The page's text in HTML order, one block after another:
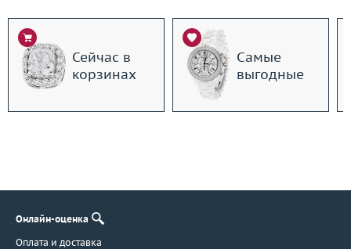
Сейчас в
корзинах
Самые
выгодные
Онлайн-оценка
Оплата и доставка